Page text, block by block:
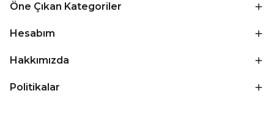
Öne Çıkan Kategoriler
Hesabım
Hakkımızda
Politikalar